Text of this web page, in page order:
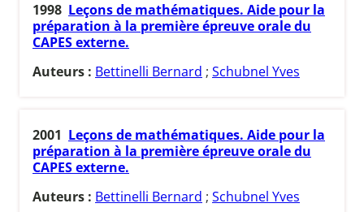
1998 Leçons de mathématiques. Aide pour la
préparation à la première épreuve orale du
CAPES externe.
Auteurs : Bettinelli Bernard ; Schubnel Yves
2001 Leçons de mathématiques. Aide pour la
préparation à la première épreuve orale du
CAPES externe.
Auteurs : Bettinelli Bernard ; Schubnel Yves